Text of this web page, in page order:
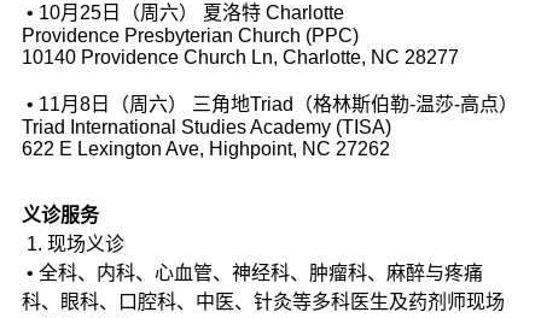
• 10月25日（周六） 夏洛特 Charlotte
Providence Presbyterian Church (PPC)
10140 Providence Church Ln, Charlotte, NC 28277
• 11月8日（周六） 三角地Triad（格林斯伯勒-温莎-高点）
Triad International Studies Academy (TISA)
622 E Lexington Ave, Highpoint, NC 27262
义诊服务
1. 现场义诊
• 全科、内科、心血管、神经科、肿瘤科、麻醉与疼痛
科、眼科、口腔科、中医、针灸等多科医生及药剂师现场